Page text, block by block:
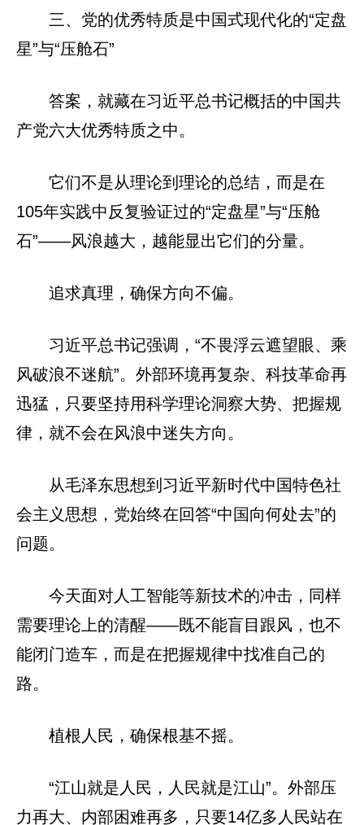
三、党的优秀特质是中国式现代化的“定盘
星”与“压舱石”
答案，就藏在习近平总书记概括的中国共
产党六大优秀特质之中。
它们不是从理论到理论的总结，而是在
105年实践中反复验证过的“定盘星”与“压舱
石”——风浪越大，越能显出它们的分量。
追求真理，确保方向不偏。
习近平总书记强调，“不畏浮云遮望眼、乘
风破浪不迷航”。外部环境再复杂、科技革命再
迅猛，只要坚持用科学理论洞察大势、把握规
律，就不会在风浪中迷失方向。
从毛泽东思想到习近平新时代中国特色社
会主义思想，党始终在回答“中国向何处去”的
问题。
今天面对人工智能等新技术的冲击，同样
需要理论上的清醒——既不能盲目跟风，也不
能闭门造车，而是在把握规律中找准自己的
路。
植根人民，确保根基不摇。
“江山就是人民，人民就是江山”。外部压
力再大、内部困难再多，只要14亿多人民站在